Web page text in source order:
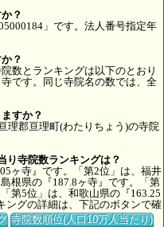
？
」です。法人番号指定年
？
数とランキングは以下のとおり
です。同じ寺院名の数では、全
すか？
理郡亘理町(わたりちょう)の寺院
り寺院数ランキングは？
ヶ寺』です。「第2位」は、福井
根県の『187.8ヶ寺』です。「第
第5位」は、和歌山県の『163.25
ングの詳細は、下記のボタンで確
寺院数順位(人口10万人当たり)